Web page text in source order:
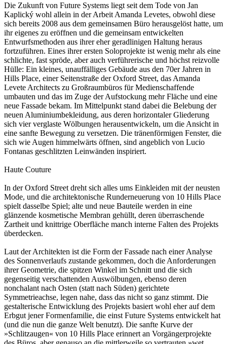
Die Zukunft von Future Systems liegt seit dem Tode von Jan
Kaplický wohl allein in der Arbeit Amanda Levetes, obwohl diese
sich bereits 2008 aus dem gemeinsamen Büro herausgelöst hatte, um
ihr eigenes zu eröffnen und die gemeinsam entwickelten
Entwurfsmethoden aus ihrer eher geradlinigen Haltung heraus
fortzuführen. Eines ihrer ersten Soloprojekte ist wenig mehr als eine
schlichte, fast spröde, aber auch verführerische und höchst reizvolle
Hülle: Ein kleines, unauffälliges Gebäude aus den 70er Jahren in
Hills Place, einer Seitenstraße der Oxford Street, das Amanda
Levete Architects zu Großraumbüros für Medienschaffende
umbauten und das im Zuge der Aufstockung mehr Fläche und eine
neue Fassade bekam. Im Mittelpunkt stand dabei die Belebung der
neuen Aluminiumbekleidung, aus deren horizontaler Gliederung
sich vier verglaste Wölbungen herausentwickeln, um die Ansicht in
eine sanfte Bewegung zu versetzen. Die tränenförmigen Fenster, die
sich wie Augen himmelwärts öffnen, sind angeblich von Lucio
Fontanas geschlitzten Leinwänden inspiriert.
Haute Couture
In der Oxford Street dreht sich alles ums Einkleiden mit der neusten
Mode, und die architektonische Runderneuerung von 10 Hills Place
spielt dasselbe Spiel; alte und neue Bauteile werden in eine
glänzende kosmetische Membran gehüllt, deren überraschende
Zartheit und knittrige Oberfläche manch interne Falten des Projekts
überdecken.
Laut der Architekten ist die Form der Fassade nach einer Analyse
des Sonnenverlaufs zustande gekommen, doch die Anforderungen
ihrer Geometrie, die spitzen Winkel im Schnitt und die sich
gegenseitig verschattenden Auswölbungen, ebenso deren
nonchalant nach Osten (statt nach Süden) gerichtete
Symmetrieachse, legen nahe, dass das nicht so ganz stimmt. Die
gestalterische Entwicklung des Projekts basiert wohl eher auf dem
Erbgut jener Formenfamilie, die einst Future Systems entwickelt hat
(und die nun die ganze Welt benutzt). Die sanfte Kurve der
»Schlitzaugen« von 10 Hills Place erinnert an Vorgängerprojekte